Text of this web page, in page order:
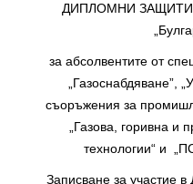
ДИПЛОМНИ ЗАЩИТИ
за абсолвентите от
„Газоснабдяване”,
съоръжения за
„Газова, горивна и
технологии“ и
Записване за участие